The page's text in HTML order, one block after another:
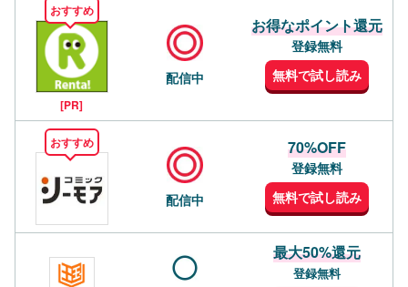
おすすめ
[PR]
配信中
お得なポイント還元
登録無料
無料で試し読み
おすすめ
配信中
70%OFF
登録無料
無料で試し読み
最大50%還元
登録無料